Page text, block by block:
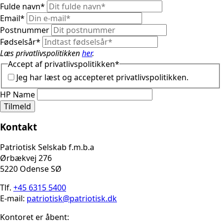
Fulde navn*
Email*
Postnummer
Fødselsår*
Læs privatlivspolitikkenher.
Accept af privatlivspolitikken*
Jeg har læst og accepteret privatlivspolitikken.
HP Name
Tilmeld
Kontakt
Patriotisk Selskab f.m.b.a
Ørbækvej 276
5220 Odense SØ
Tlf. +45 6315 5400
E-mail: patriotisk@patriotisk.dk
Kontoret er åbent: